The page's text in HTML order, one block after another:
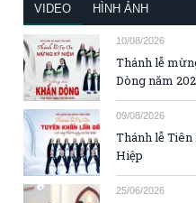
VIDEO HÌNH ẢNH
10/08/2026
Thánh lễ
Dòng năm
09/08/2026
Thánh lễ Tiên
Hiệp
25/06/2026